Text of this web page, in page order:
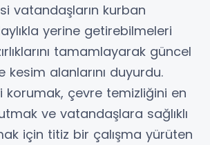
vatandaşların kurban
yerine getirebilmeleri
tamamlayarak güncel
kesim alanlarını duyurdu.
korumak, çevre temizliğini en
ve vatandaşlara sağlıklı
için titiz bir çalışma yürüten